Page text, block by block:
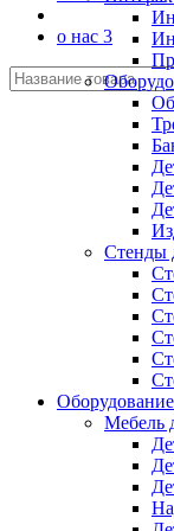
о нас 3
Стенды
Оборудование
Мебель